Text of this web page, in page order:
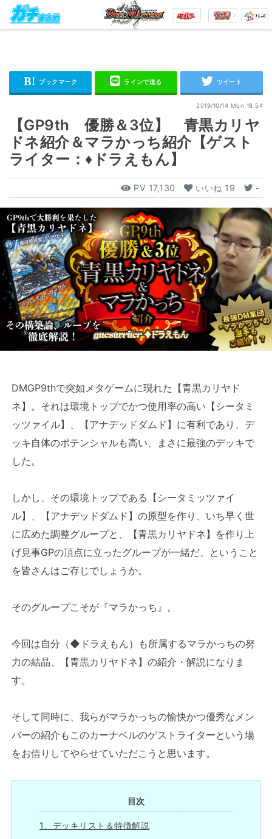
2019/10/14 Mon 18:54
【GP9th 優勝＆3位】 青黒カリヤ
ドネ紹介＆マラかっち紹介【ゲスト
ライター：♦ドラえもん】
PV 17,130 いいね 19 -
DMGP9thで突如メタゲームに現れた【青黒カリヤド
ネ】。それは環境トップでかつ使用率の高い【シータミ
ッツァイル】、【アナデッドダムド】に有利であり、デ
ッキ自体のポテンシャルも高い、まさに最強のデッキで
した。
しかし、その環境トップである【シータミッツァイ
ル】、【アナデッドダムド】の原型を作り、いち早く世
に広めた調整グループと、【青黒カリヤドネ】を作り上
げ見事GPの頂点に立ったグループが一緒だ、ということ
を皆さんはご存じでしょうか。
そのグループこそが『マラかっち』。
今回は自分（◆ドラえもん）も所属するマラかっちの努
力の結晶、【青黒カリヤドネ】の紹介・解説になりま
す。
そして同時に、我らがマラかっちの愉快かつ優秀なメン
バーの紹介もこのカーナベルのゲストライターという場
をお借りしてやらせていただこうと思います。
目次
1、デッキリスト＆特徴解説